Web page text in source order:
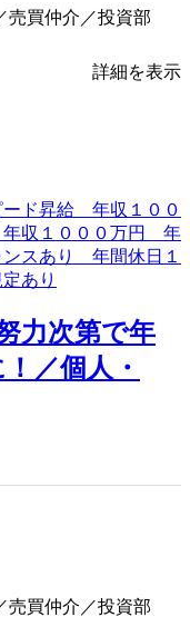
売買仲介／投資部
詳細を表示
力次第で年
／個人・
売買仲介／投資部